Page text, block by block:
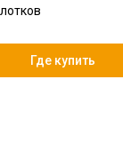
Где купить